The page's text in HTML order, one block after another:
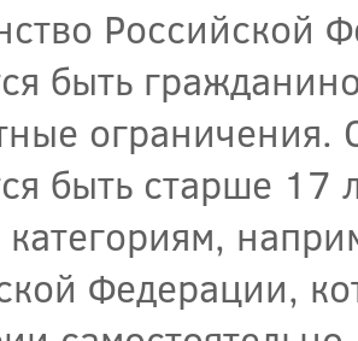
Российской
быть
быть старше
Федерации,